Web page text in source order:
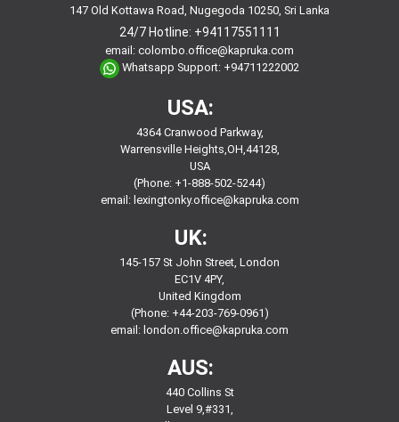
147 Old Kottawa Road, Nugegoda 10250, Sri Lanka
24/7 Hotline: +94117551111
email: colombo.office@kapruka.com
Whatsapp Support: +94711222002
USA:
4364 Cranwood Parkway,
Warrensville Heights,OH,44128,
USA
(Phone: +1-888-502-5244)
email: lexingtonky.office@kapruka.com
UK:
145-157 St John Street, London
EC1V 4PY,
United Kingdom
(Phone: +44-203-769-0961)
email: london.office@kapruka.com
AUS:
440 Collins St
Level 9,#331,